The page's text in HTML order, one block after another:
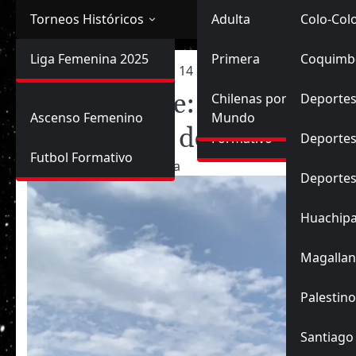
Selección Chilena
Adulta
Sub-20
Sub-17
Futbol Nacional
Primera
Ascenso
Formativo
Futbol Internacional
Chilenas por el
Mundo
Primera
Colo-
Palestino
Ascenso
Torneos Históricos
Primera División
Femenina
Liga Femenina 2025
Ascenso Femenino
Futbol Formativo
Inicio 14 Isidora Olave: «El
Isidora Olave: «El
importantes de mi vida»
14/01/2023 Planeta